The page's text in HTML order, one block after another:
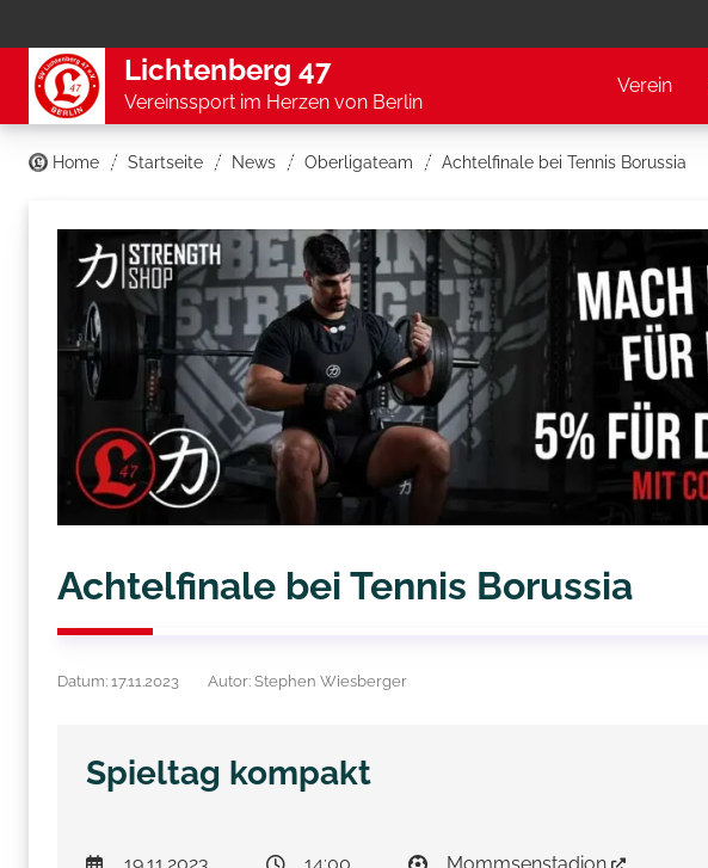
Lichtenberg 47
Vereinssport im Herzen von Berlin
Verein
Home Startseite News Oberligateam Achtelfinale bei Tennis Borussia
Achtelfinale bei Tennis Borussia
Datum: 17.11.2023 Autor: Stephen Wiesberger
Spieltag kompakt